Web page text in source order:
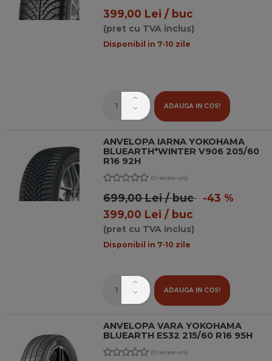
399,00 Lei / buc
(pret cu TVA inclus)
Disponibil in 7-10 zile
ADAUGA IN COS!
ANVELOPA IARNA YOKOHAMA
BLUEARTH*WINTER V906 205/60
R16 92H
(0 review-uri)
699,00 Lei / buc-43 %
399,00 Lei / buc
(pret cu TVA inclus)
Disponibil in 7-10 zile
ADAUGA IN COS!
ANVELOPA VARA YOKOHAMA
BLUEARTH ES32 215/60 R16 95H
(0 review-uri)